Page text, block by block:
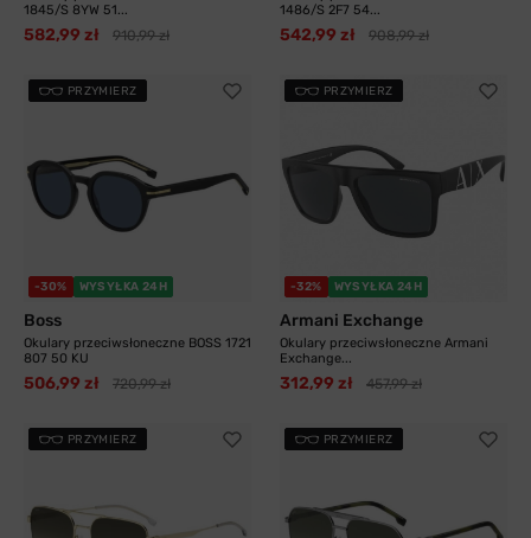
1845/S 8YW 51...
582,99 zł 910,99 zł
1486/S 2F7 54...
542,99 zł 908,99 zł
PRZYMIERZ
-30% WYSYŁKA 24H
Boss
Okulary przeciwsłoneczne BOSS 1721
807 50 KU
506,99 zł 720,99 zł
PRZYMIERZ
-32% WYSYŁKA 24H
Armani Exchange
Okulary przeciwsłoneczne Armani
Exchange...
312,99 zł 457,99 zł
PRZYMIERZ PRZYMIERZ